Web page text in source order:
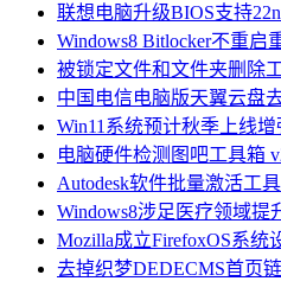
联想电脑升级BIOS支持
Windows8 Bitlocker不重启
被锁定文件和文件夹删除
中国电信电脑版天翼云盘
Win11系统预计秋季上线
电脑硬件检测图吧工具箱
Autodesk软件批量激活工
Windows8涉足医疗领域提
Mozilla成立FirefoxOS系统
去掉织梦DEDECMS首页